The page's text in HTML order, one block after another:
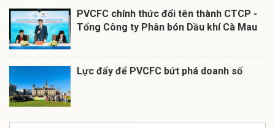
PVCFC chính thức đổi tên thành CTCP -
Tổng Công ty Phân bón Dầu khí Cà Mau
Lực đẩy để PVCFC bứt phá doanh số